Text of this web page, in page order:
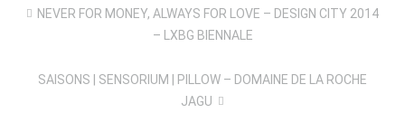
Navigation
NEVER FOR MONEY, ALWAYS FOR LOVE – DESIGN CITY 2014
– LXBG BIENNALE
SAISONS | SENSORIUM | PILLOW – DOMAINE DE LA ROCHE
JAGU